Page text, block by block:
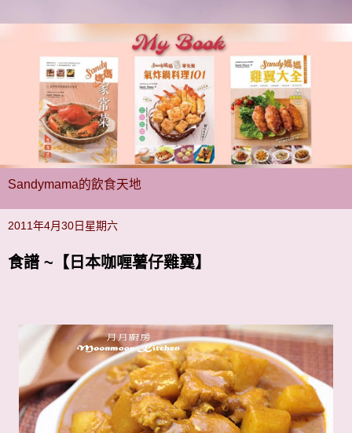
Sandymama的飲食天地
2011年4月30日星期六
食譜 ~【日本咖喱薯仔雞翼】